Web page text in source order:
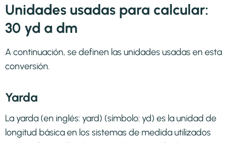
Unidades usadas para calcular:
30 yd a dm
A continuación, se definen las unidades usadas en esta
conversión.
Yarda
La yarda (en inglés: yard) (símbolo: yd) es la unidad de
longitud básica en los sistemas de medida utilizados